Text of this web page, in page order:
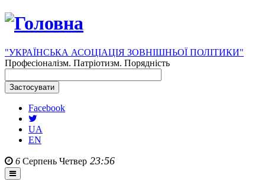
"УКРАЇНСЬКА АСОЦІАЦІЯ ЗОВНІШНЬОЇ ПОЛІТИКИ"
Професіоналізм. Патріотизм. Порядність
Facebook
UA
EN
6 Серпень Четвер 23:56